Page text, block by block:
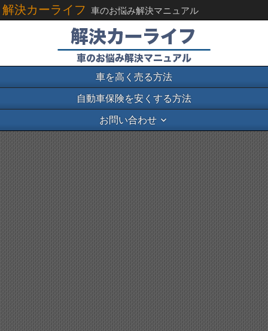
解決カーライフ 車のお悩み解決マニュアル
車を高く売る方法
自動車保険を安くする方法
お問い合わせ